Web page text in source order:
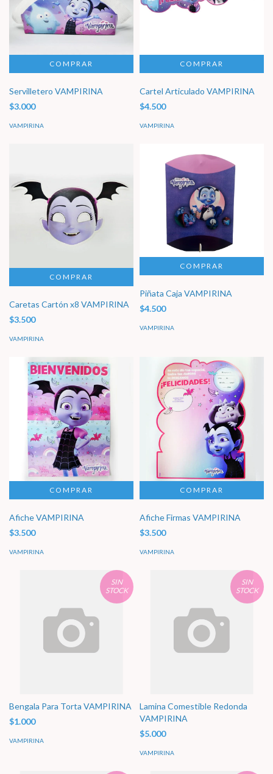
Servilletero VAMPIRINA
$3.000
VAMPIRINA
Cartel Articulado VAMPIRINA
$4.500
VAMPIRINA
Caretas Cartón x8 VAMPIRINA
$3.500
VAMPIRINA
Piñata Caja VAMPIRINA
$4.500
VAMPIRINA
Afiche VAMPIRINA
$3.500
VAMPIRINA
Afiche Firmas VAMPIRINA
$3.500
VAMPIRINA
SIN
STOCK
Bengala Para Torta VAMPIRINA
$1.000
VAMPIRINA
SIN
STOCK
Lamina Comestible Redonda
VAMPIRINA
$5.000
VAMPIRINA